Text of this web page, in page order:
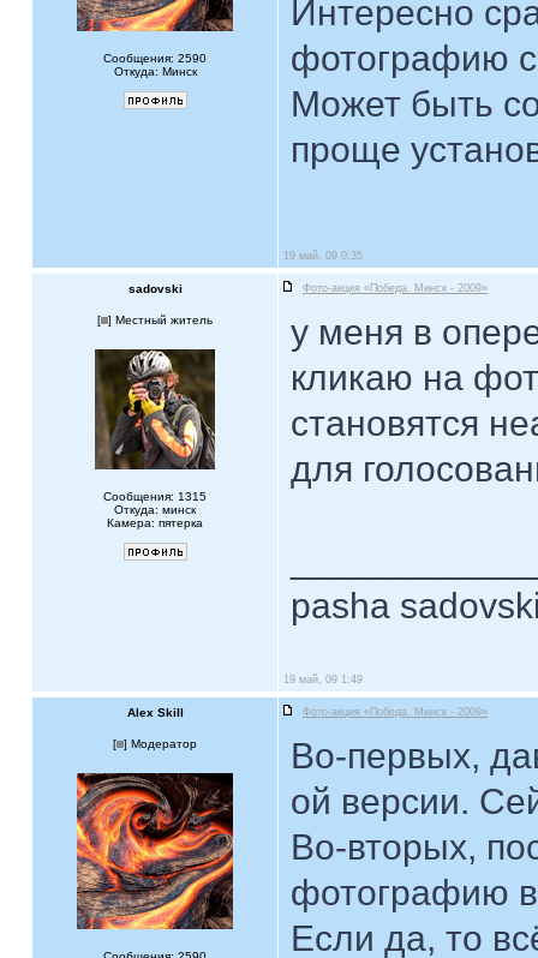
Сообщения: 2590
Откуда: Минск
Интересно
фотографию
Может быть
проще
19 май, 09 0:35
sadovski Фото-акция «Победа. Минск - 2009»
[ ] Местный житель
Сообщения: 1315
Откуда: минск
Камера: пятерка
у меня в
кликаю на
становятся
для
pasha
19 май, 09 1:49
Alex Skill Фото-акция «Победа. Минск - 2009»
[ ] Модератор
Во-первых,
ой версии.
Во-вторых,
фотографию
Если да, то